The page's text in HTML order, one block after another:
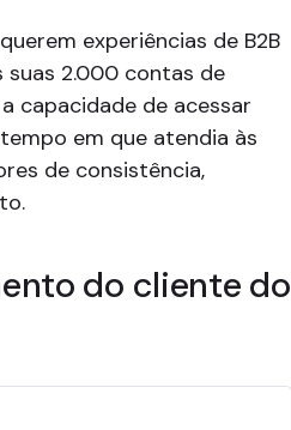
experiências de B2B
suas 2.000 contas de
capacidade de acessar
em que atendia às
de consistência,
do cliente do